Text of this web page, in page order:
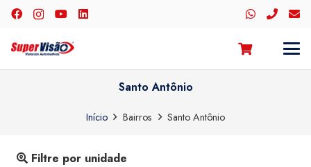
Santo Antônio
Início Bairros Santo Antônio
Filtre por unidade